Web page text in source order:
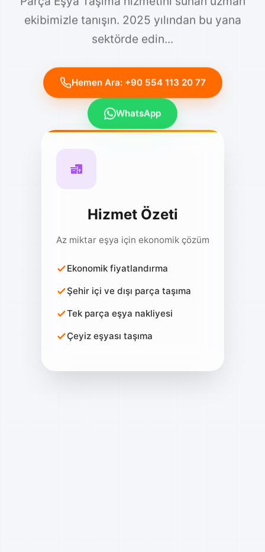
ekibimizle tanışın. 2025 yılından bu yana
sektörde edin...
Hizmet Özeti
Az miktar eşya için ekonomik çözüm
Ekonomik fiyatlandırma
Şehir içi ve dışı parça taşıma
Tek parça eşya nakliyesi
Çeyiz eşyası taşıma